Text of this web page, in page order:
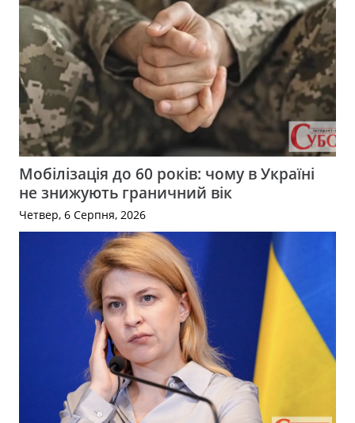
Мобілізація до 60 років: чому в Україні
не знижують граничний вік
Четвер, 6 Серпня, 2026